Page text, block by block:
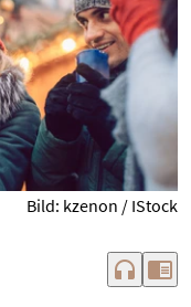
Bild: kzenon / IStock
headphones chrome_reader_mode